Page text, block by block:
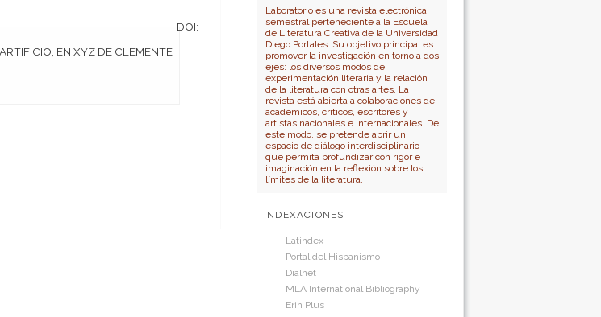
Autor
Título
Laboratorio es una revista electrónica
semestral perteneciente a la Escuela
de Literatura Creativa de la Universidad
Diego Portales. Su objetivo principal es
promover la investigación en torno a dos
ejes: los diversos modos de
experimentación literaria y la relación
de la literatura con otras artes. La
revista está abierta a colaboraciones de
académicos, críticos, escritores y
artistas nacionales e internacionales. De
este modo, se pretende abrir un
espacio de diálogo interdisciplinario
que permita profundizar con rigor e
imaginación en la reflexión sobre los
límites de la literatura.
INDEXACIONES
Latindex
Portal del Hispanismo
Dialnet
MLA International Bibliography
Erih Plus
DOI: